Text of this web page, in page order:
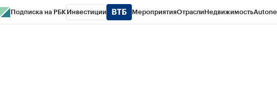
Подписка на РБК Инвестиции МероприятияОтраслиНедвижимость